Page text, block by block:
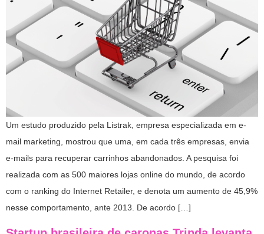
Um estudo produzido pela Listrak, empresa especializada em e-
mail marketing, mostrou que uma, em cada três empresas, envia
e-mails para recuperar carrinhos abandonados. A pesquisa foi
realizada com as 500 maiores lojas online do mundo, de acordo
com o ranking do Internet Retailer, e denota um aumento de 45,9%
nesse comportamento, ante 2013. De acordo […]